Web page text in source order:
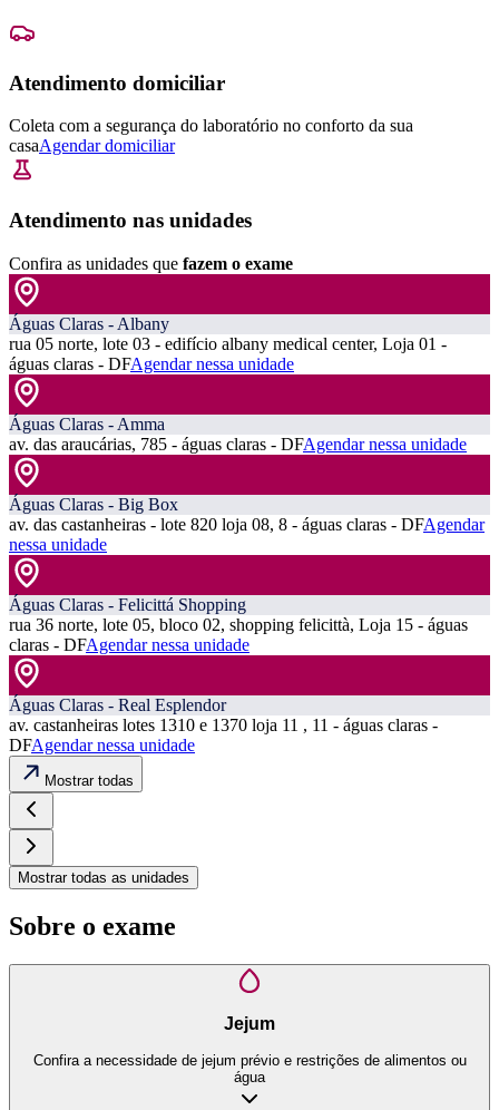
Atendimento domiciliar
Coleta com a segurança do laboratório no conforto da sua
casaAgendar domiciliar
Atendimento nas unidades
Confira as unidades que fazem o exame
Águas Claras - Albany
rua 05 norte, lote 03 - edifício albany medical center, Loja 01 -
águas claras - DFAgendar nessa unidade
Águas Claras - Amma
av. das araucárias, 785 - águas claras - DFAgendar nessa unidade
Águas Claras - Big Box
av. das castanheiras - lote 820 loja 08, 8 - águas claras - DFAgendar
nessa unidade
Águas Claras - Felicittá Shopping
rua 36 norte, lote 05, bloco 02, shopping felicittà, Loja 15 - águas
claras - DFAgendar nessa unidade
Águas Claras - Real Esplendor
av. castanheiras lotes 1310 e 1370 loja 11 , 11 - águas claras -
DFAgendar nessa unidade
Mostrar todas
Mostrar todas as unidades
Sobre o exame
Jejum
Confira a necessidade de jejum prévio e restrições de alimentos ou
água